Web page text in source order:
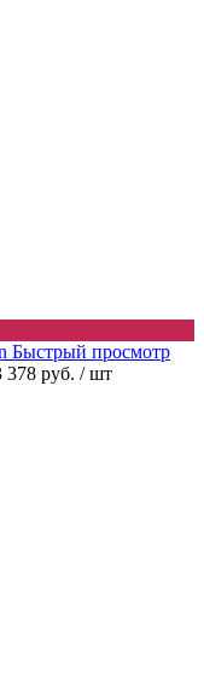
Быстрый просмотр
378 руб. / шт